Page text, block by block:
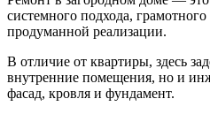
системного подхода,
продуманной реализации.
В отличие от квартиры, здесь
внутренние помещения, но и
фасад, кровля и фундамент.